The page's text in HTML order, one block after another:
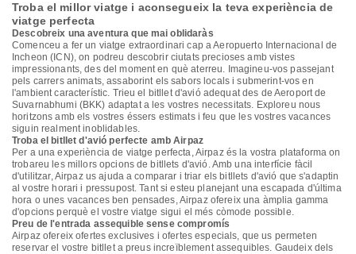
Troba el millor viatge i aconsegueix la teva experiència de
viatge perfecta
Descobreix una aventura que mai oblidaràs
Comenceu a fer un viatge extraordinari cap a Aeropuerto Internacional de
Incheon (ICN), on podreu descobrir ciutats precioses amb vistes
impressionants, des del moment en què aterreu. Imagineu-vos passejant
pels carrers animats, assaborint els sabors locals i submerint-vos en
l'ambient característic. Trieu el bitllet d'avió adequat des de Aeroport de
Suvarnabhumi (BKK) adaptat a les vostres necessitats. Exploreu nous
horitzons amb els vostres éssers estimats i feu que les vostres vacances
siguin realment inoblidables.
Troba el bitllet d'avió perfecte amb Airpaz
Per a una experiència de viatge perfecta, Airpaz és la vostra plataforma on
trobareu les millors opcions de bitllets d'avió. Amb una interfície fàcil
d'utilitzar, Airpaz us ajuda a comparar i triar els bitllets d'avió que s'adaptin
al vostre horari i pressupost. Tant si esteu planejant una escapada d'última
hora o unes vacances ben pensades, Airpaz ofereix una àmplia gamma
d'opcions perquè el vostre viatge sigui el més còmode possible.
Preu de l'entrada assequible sense compromís
Airpaz ofereix ofertes exclusives i ofertes especials, que us permeten
reservar el vostre bitllet a preus increïblement assequibles. Gaudeix dels